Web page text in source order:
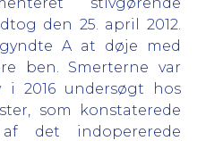
den 25. april 2012.
A at døje med
ben. Smerterne var
2016 undersøgt hos
som konstaterede
det indopererede